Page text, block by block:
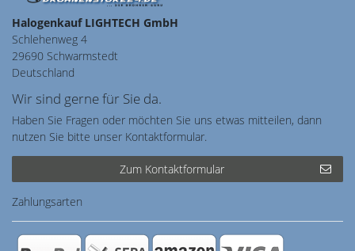
Halogenkauf LIGHTECH GmbH
Schlehenweg 4
29690 Schwarmstedt
Deutschland
Wir sind gerne für Sie da.
Haben Sie Fragen oder möchten Sie uns etwas mitteilen, dann
nutzen Sie bitte unser Kontaktformular.
Zum Kontaktformular
Zahlungsarten